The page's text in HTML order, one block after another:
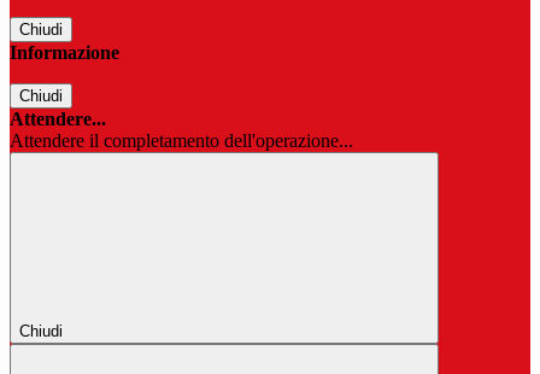
Chiudi
Informazione
Chiudi
Attendere...
Attendere il completamento dell'operazione...
Chiudi